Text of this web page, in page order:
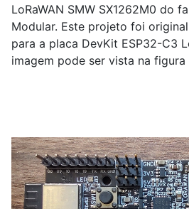
LoRaWAN SMW SX1262M0 do
Modular. Este projeto foi
para a placa DevKit ESP32-C3
imagem pode ser vista na figura